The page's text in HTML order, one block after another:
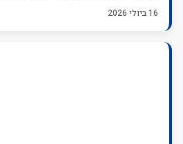
16 ביולי 2026